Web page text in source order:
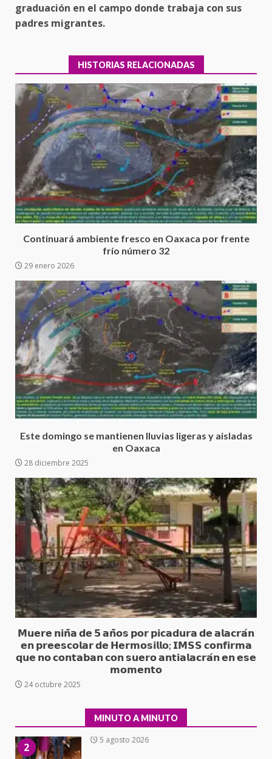
graduación en el campo donde trabaja con sus
padres migrantes.
HISTORIAS RELACIONADAS
Continuará ambiente fresco en Oaxaca por frente
frío número 32
29 enero 2026
Este domingo se mantienen lluvias ligeras y aisladas
en Oaxaca
28 diciembre 2025
𝗠𝘂𝗲𝗿𝗲 𝗻𝗶𝗻̃𝗮 𝗱𝗲 𝟱 𝗮𝗻̃𝗼𝘀 𝗽𝗼𝗿 𝗽𝗶𝗰𝗮𝗱𝘂𝗿𝗮 𝗱𝗲 𝗮𝗹𝗮𝗰𝗿𝗮́𝗻
𝗲𝗻 𝗽𝗿𝗲𝗲𝘀𝗰𝗼𝗹𝗮𝗿 𝗱𝗲 𝗛𝗲𝗿𝗺𝗼𝘀𝗶𝗹𝗹𝗼; 𝗜𝗠𝗦𝗦 𝗰𝗼𝗻𝗳𝗶𝗿𝗺𝗮
𝗾𝘂𝗲 𝗻𝗼 𝗰𝗼𝗻𝘁𝗮𝗯𝗮𝗻 𝗰𝗼𝗻 𝘀𝘂𝗲𝗿𝗼 𝗮𝗻𝘁𝗶𝗮𝗹𝗮𝗰𝗿𝗮́𝗻 𝗲𝗻 𝗲𝘀𝗲
𝗺𝗼𝗺𝗲𝗻𝘁𝗼
24 octubre 2025
MINUTO A MINUTO
Encuentro de Ariadna Montiel
con el Gobernador Salomón Jara
Cruz reafirma la consolidación
de la transformación en
territorio oaxaqueño
4
Secretaría de Gobierno refuerza
presencia institucional en San
Juan Mazatlán
20 julio 2026
5
Sanciona Municipio de Oaxaca
de Juárez caso de maltrato
animal tras denuncia ciudadana
16 julio 2026
6
Detienen a Ernesto Ruffo en Baja
California; FGR lo investiga por
contrabando
16 julio 2026
7
Sin paso carretera Oaxaca-
Cuacnopalan
26 junio 2026
1
Exhorta Poder Legislativo al
IEEPO y al Iocied a realizar una
evaluación técnica y estructural
Escuela Secundaria General
Moisés Sáenz Garza
5 agosto 2026
5 agosto 2026
Encuentro de Ariadna Montiel